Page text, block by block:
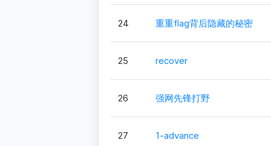
24 重重flag背后隐藏的秘密
25 recover
26 强网先锋打野
27 1-advance